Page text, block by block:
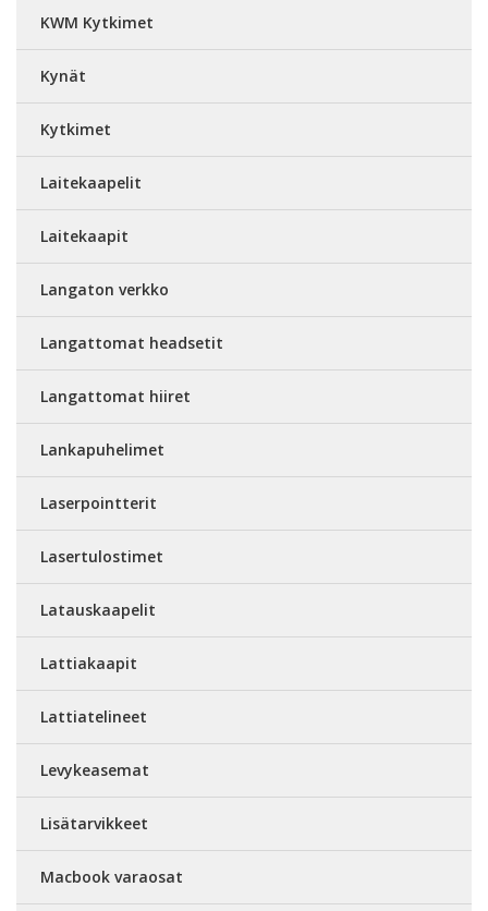
KWM Kytkimet
Kynät
Kytkimet
Laitekaapelit
Laitekaapit
Langaton verkko
Langattomat headsetit
Langattomat hiiret
Lankapuhelimet
Laserpointterit
Lasertulostimet
Latauskaapelit
Lattiakaapit
Lattiatelineet
Levykeasemat
Lisätarvikkeet
Macbook varaosat